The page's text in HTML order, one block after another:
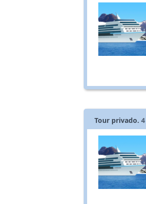
Tour privado. 4